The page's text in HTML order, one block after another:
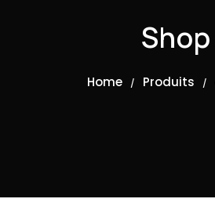
Shop
Home / Produits /